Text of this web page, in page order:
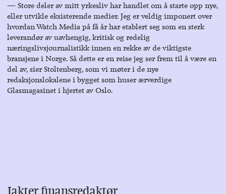
― Store deler av mitt yrkesliv har handlet om å starte opp nye,
eller utvikle eksisterende medier. Jeg er veldig imponert over
hvordan Watch Media på få år har etablert seg som en sterk
leverandør av uavhengig, kritisk og redelig
næringslivsjournalistikk innen en rekke av de viktigste
bransjene i Norge. Så dette er en reise jeg ser frem til å være en
del av, sier Stoltenberg, som vi møter i de nye
redaksjonslokalene i bygget som huser ærverdige
Glasmagasinet i hjertet av Oslo.